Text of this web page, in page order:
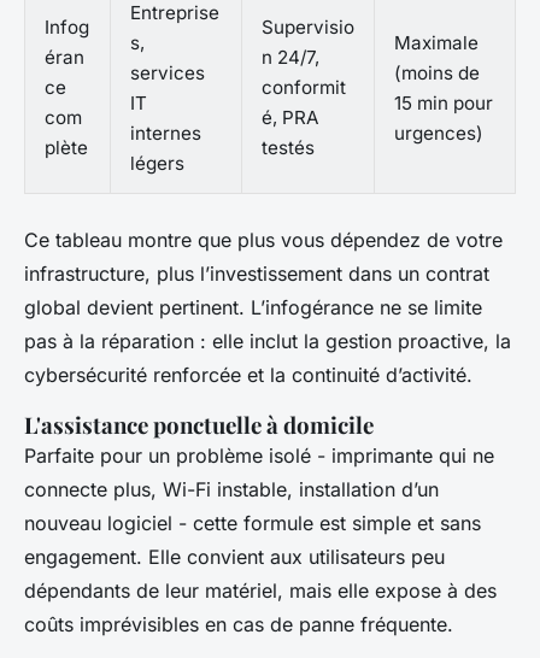
Infog
éran
ce
com
plète
Entreprise
s,
services
IT
internes
légers
Supervisio
n 24/7,
conformit
é, PRA
testés
Maximale
(moins de
15 min pour
urgences)
Ce tableau montre que plus vous dépendez de votre
infrastructure, plus l’investissement dans un contrat
global devient pertinent. L’infogérance ne se limite
pas à la réparation : elle inclut la gestion proactive, la
cybersécurité renforcée et la continuité d’activité.
L'assistance ponctuelle à domicile
Parfaite pour un problème isolé - imprimante qui ne
connecte plus, Wi-Fi instable, installation d’un
nouveau logiciel - cette formule est simple et sans
engagement. Elle convient aux utilisateurs peu
dépendants de leur matériel, mais elle expose à des
coûts imprévisibles en cas de panne fréquente.